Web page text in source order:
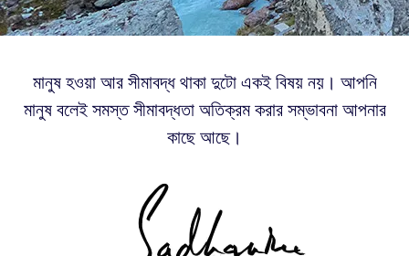
মানুষ হওয়া আর সীমাবদ্ধ থাকা দুটো একই বিষয় নয়। আপনি
মানুষ বলেই সমস্ত সীমাবদ্ধতা অতিক্রম করার সম্ভাবনা আপনার
কাছে আছে।